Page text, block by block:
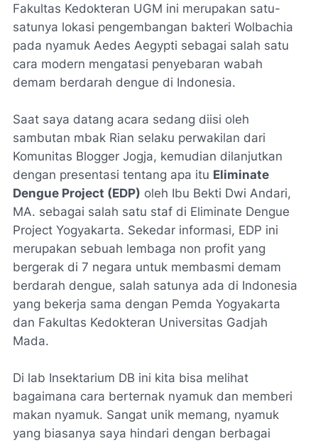
Fakultas Kedokteran UGM ini merupakan satu-
satunya lokasi pengembangan bakteri Wolbachia
pada nyamuk Aedes Aegypti sebagai salah satu
cara modern mengatasi penyebaran wabah
demam berdarah dengue di Indonesia.
Saat saya datang acara sedang diisi oleh
sambutan mbak Rian selaku perwakilan dari
Komunitas Blogger Jogja, kemudian dilanjutkan
dengan presentasi tentang apa itu Eliminate
Dengue Project (EDP) oleh Ibu Bekti Dwi Andari,
MA. sebagai salah satu staf di Eliminate Dengue
Project Yogyakarta. Sekedar informasi, EDP ini
merupakan sebuah lembaga non profit yang
bergerak di 7 negara untuk membasmi demam
berdarah dengue, salah satunya ada di Indonesia
yang bekerja sama dengan Pemda Yogyakarta
dan Fakultas Kedokteran Universitas Gadjah
Mada.
Di lab Insektarium DB ini kita bisa melihat
bagaimana cara berternak nyamuk dan memberi
makan nyamuk. Sangat unik memang, nyamuk
yang biasanya saya hindari dengan berbagai